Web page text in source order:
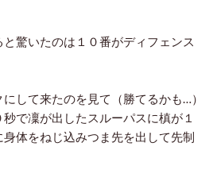
驚いたのは１０番がディフェンス
して来たのを見て（勝てるかも…）
で凜が出したスルーパスに槙が１
体をねじ込みつま先を出して先制